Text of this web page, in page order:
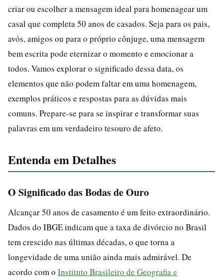
criar ou escolher a mensagem ideal para homenagear um
casal que completa 50 anos de casados. Seja para os pais,
avós, amigos ou para o próprio cônjuge, uma mensagem
bem escrita pode eternizar o momento e emocionar a
todos. Vamos explorar o significado dessa data, os
elementos que não podem faltar em uma homenagem,
exemplos práticos e respostas para as dúvidas mais
comuns. Prepare-se para se inspirar e transformar suas
palavras em um verdadeiro tesouro de afeto.
Entenda em Detalhes
O Significado das Bodas de Ouro
Alcançar 50 anos de casamento é um feito extraordinário.
Dados do IBGE indicam que a taxa de divórcio no Brasil
tem crescido nas últimas décadas, o que torna a
longevidade de uma união ainda mais admirável. De
acordo com o Instituto Brasileiro de Geografia e